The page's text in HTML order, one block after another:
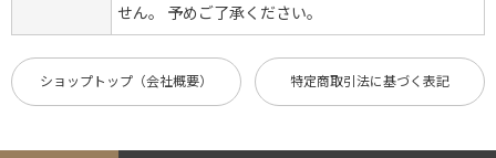
せん。 予めご了承ください。
ショップトップ（会社概要） 特定商取引法に基づく表記